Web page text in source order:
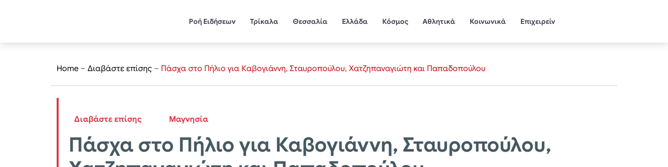
Ροή Ειδήσεων Τρίκαλα Θεσσαλία Ελλάδα Κόσμος Αθλητικά Κοινωνικά Επιχειρείν
Home – Διαβάστε επίσης – Πάσχα στο Πήλιο για Καβογιάννη, Σταυροπούλου, Χατζηπαναγιώτη και Παπαδοπούλου
Διαβάστε επίσης Μαγνησία
Πάσχα στο Πήλιο για Καβογιάννη, Σταυροπούλου,